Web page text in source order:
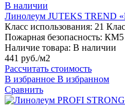
В наличии
Линолеум JUTEKS TREND
Класс использования: 21
Пожарная безопасность: КМ5
Наличие товара: В наличии
441 руб./м2
Рассчитать стоимость
В избранное В избранном
Сравнить